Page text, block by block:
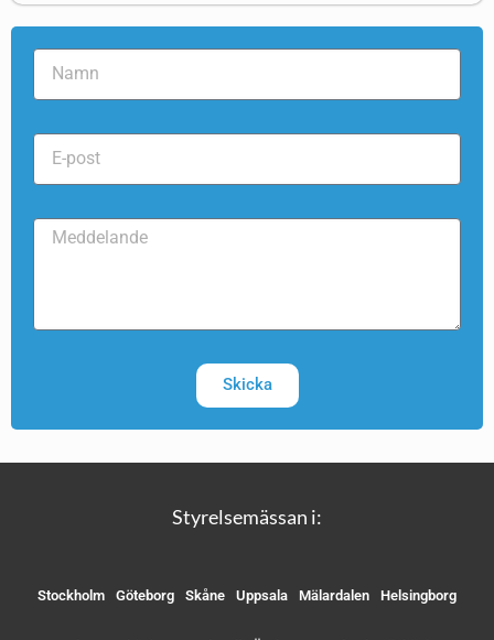
Skicka
Styrelsemässan i:
Stockholm Göteborg Skåne Uppsala Mälardalen Helsingborg